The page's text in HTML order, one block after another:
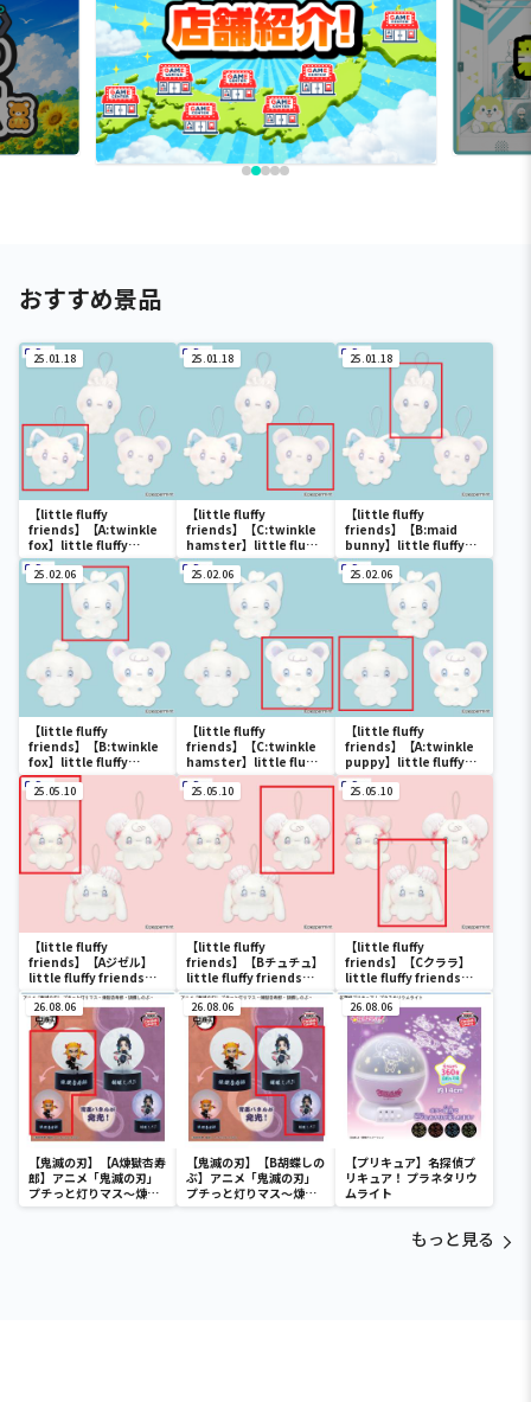
おすすめ景品
25.01.18
【little fluffy
friends】【A:twinkle
fox】little fluffy
friends 首かしげマスコ
ット
25.01.18
【little fluffy
friends】【C:twinkle
hamster】little fluffy
friends 首かしげマスコ
ット
25.01.18
【little fluffy
friends】【B:maid
bunny】little fluffy
friends 首かしげマスコ
ット
25.02.06
【little fluffy
friends】【B:twinkle
fox】little fluffy
friends ちょこんと前髪
ぬいぐるみ
25.02.06
【little fluffy
friends】【C:twinkle
hamster】little fluffy
friends ちょこんと前髪
ぬいぐるみ
25.02.06
【little fluffy
friends】【A:twinkle
puppy】little fluffy
friends ちょこんと前髪
ぬいぐるみ
25.05.10
【little fluffy
friends】【Aジゼル】
little fluffy friends
china girls マスコット
25.05.10
【little fluffy
friends】【Bチュチュ】
little fluffy friends
china girls マスコット
25.05.10
【little fluffy
friends】【Cクララ】
little fluffy friends
china girls マスコット
26.08.06
【鬼滅の刃】【A煉獄杏寿
郎】アニメ「鬼滅の刃」
プチっと灯りマス～煉獄
杏寿郎・胡蝶しのぶ～
26.08.06
【鬼滅の刃】【B胡蝶しの
ぶ】アニメ「鬼滅の刃」
プチっと灯りマス～煉獄
杏寿郎・胡蝶しのぶ～
26.08.06
【プリキュア】名探偵プ
リキュア！ プラネタリウ
ムライト
もっと見る